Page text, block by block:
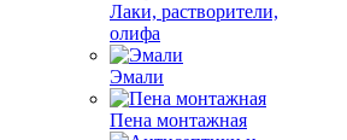
Лаки, растворители,
олифа
Эмали
Пена монтажная